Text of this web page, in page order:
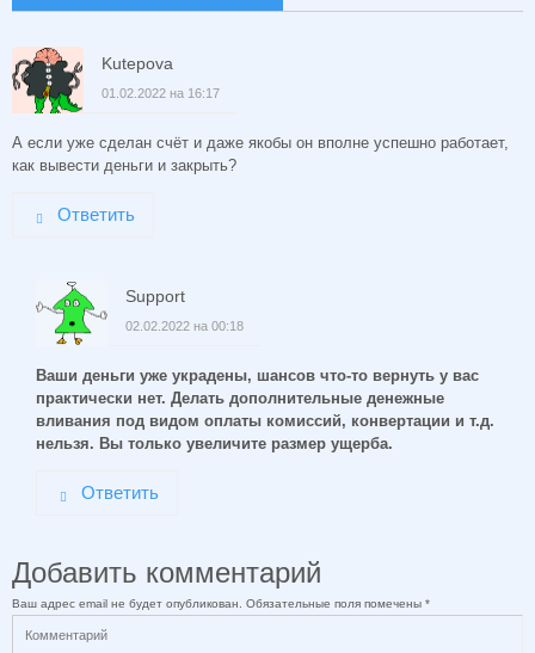
Kutepova
01.02.2022 на 16:17
А если уже сделан счёт и даже якобы он вполне успешно работает,
как вывести деньги и закрыть?
Ответить
Support
02.02.2022 на 00:18
Ваши деньги уже украдены, шансов что-то вернуть у вас
практически нет. Делать дополнительные денежные
вливания под видом оплаты комиссий, конвертации и т.д.
нельзя. Вы только увеличите размер ущерба.
Ответить
Добавить комментарий
Ваш адрес email не будет опубликован. Обязательные поля помечены *